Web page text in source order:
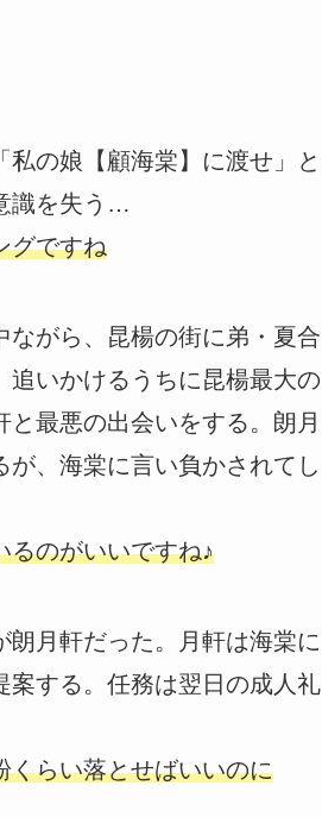
の娘【顧海棠】に渡せ」と
識を失う…
グですね
がら、昆楊の街に弟・夏合
追いかけるうちに昆楊最大の
最悪の出会いをする。朗月
、海棠に言い負かされてし
るのがいいですね♪
月軒だった。月軒は海棠に
案する。任務は翌日の成人礼
くらい落とせばいいのに